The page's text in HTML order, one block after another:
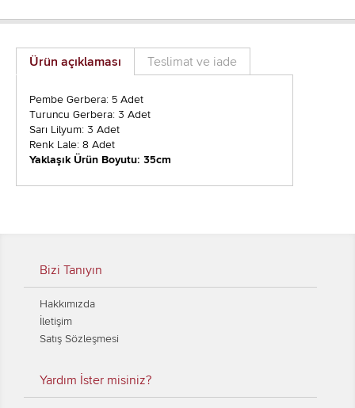
Ürün açıklaması Teslimat ve iade
Pembe Gerbera: 5 Adet
Turuncu Gerbera: 3 Adet
Sarı Lilyum: 3 Adet
Renk Lale: 8 Adet
Yaklaşık Ürün Boyutu: 35cm
Bizi Tanıyın
Hakkımızda
İletişim
Satış Sözleşmesi
Yardım İster misiniz?